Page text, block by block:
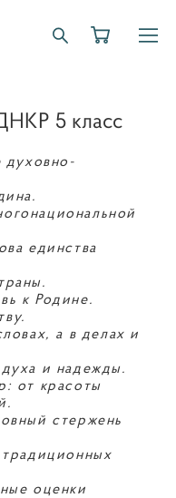
5 класс
духовно-
единства
к Родине.
а в делах и
и надежды.
от красоты
стержень
оценки